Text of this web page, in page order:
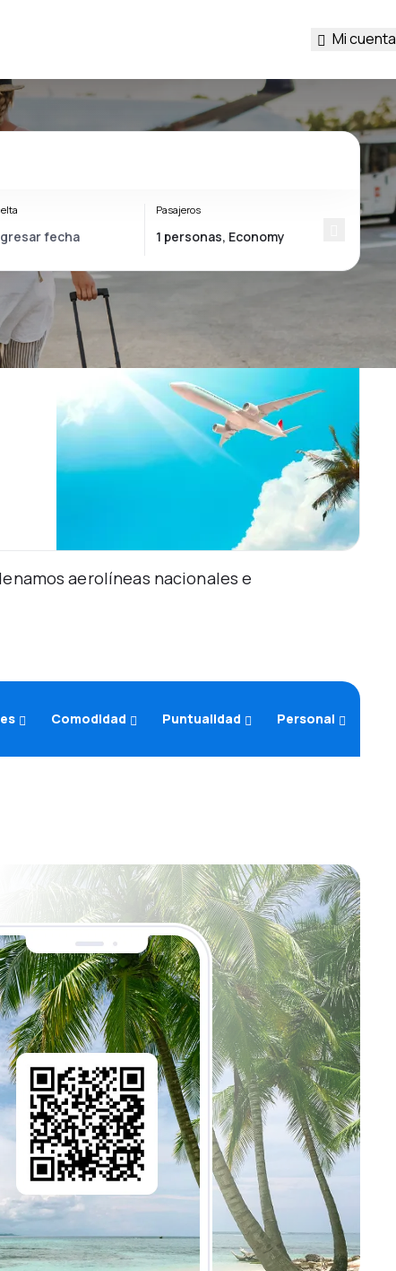
Mi cuenta
Pasajeros
aerolíneas nacionales e
Comodidad Puntualidad Personal